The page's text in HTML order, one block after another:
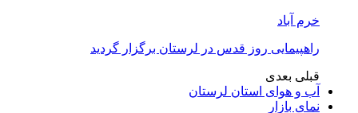
خرم آباد
راهپیمایی روز قدس در لرستان برگزار گردید
قبلی بعدی
آب و هوای استان لرستان
نمای بازار